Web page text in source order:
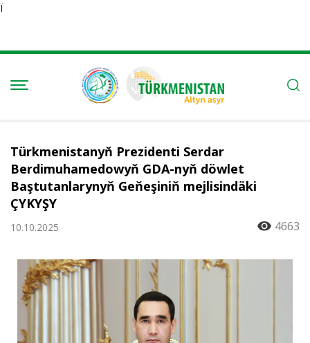
Ï
Türkmenistanyň Prezidenti Serdar
Berdimuhamedowyň GDA-nyň döwlet
Baştutanlarynyň Geňeşiniň mejlisindäki
ÇYKYŞY
10.10.2025 4663